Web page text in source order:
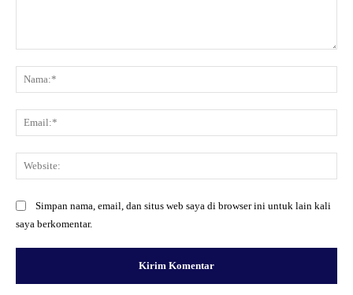
Simpan nama, email, dan situs web saya di browser ini untuk lain kali
saya berkomentar.